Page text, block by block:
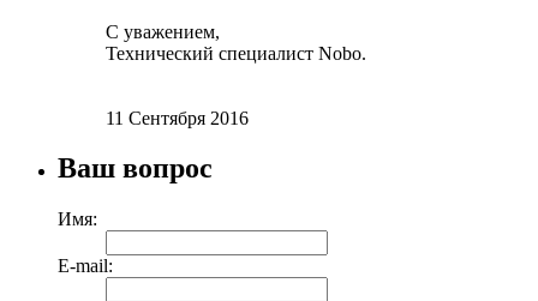
С уважением,
Технический специалист Nobo.
11 Сентября 2016
Ваш вопрос
Имя:
E-mail: